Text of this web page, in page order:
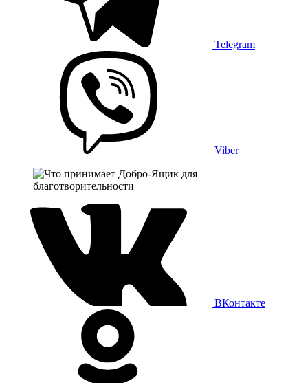
Telegram
Viber
ВКонтакте